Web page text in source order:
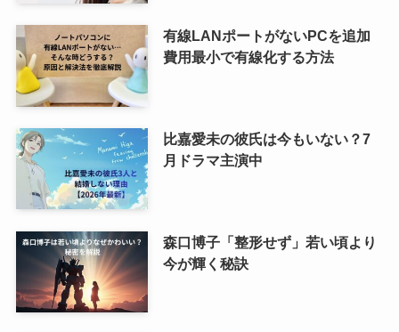
有線LANポートがないPCを追加
費用最小で有線化する方法
比嘉愛未の彼氏は今もいない？7
月ドラマ主演中
森口博子「整形せず」若い頃より
今が輝く秘訣